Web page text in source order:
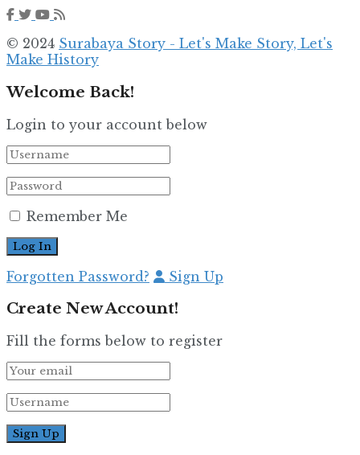
© 2024 Surabaya Story - Let's Make Story, Let's
Make History
Welcome Back!
Login to your account below
Remember Me
Forgotten Password? Sign Up
Create New Account!
Fill the forms below to register